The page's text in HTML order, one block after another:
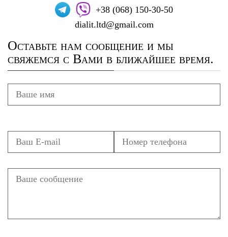
+38 (068) 150-30-50
dialit.ltd@gmail.com
Оставьте нам сообщение и мы
свяжемся с Вами в ближайшее время.